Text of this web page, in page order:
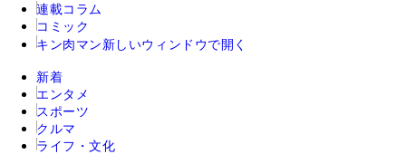
連載コラム
コミック
キン肉マン 新しいウィンドウで開く
新着
エンタメ
スポーツ
クルマ
ライフ・文化